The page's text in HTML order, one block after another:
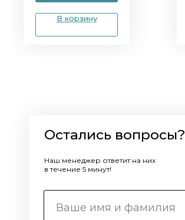
В корзину
Остались вопросы?
Наш менеджер ответит на них
в течение 5 минут!